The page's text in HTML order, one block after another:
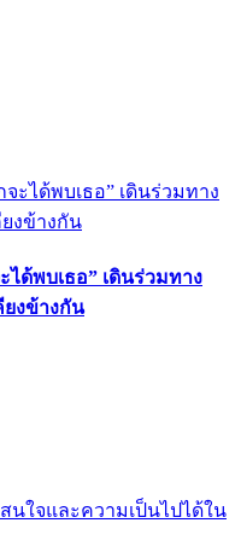
ได้พบเธอ” เดินร่วมทาง
ยงข้างกัน